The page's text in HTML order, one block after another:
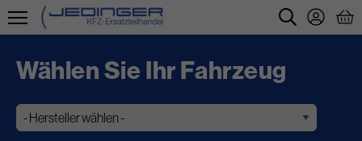
Direkt
Inhalt
Wählen Sie Ihr Fahrzeug